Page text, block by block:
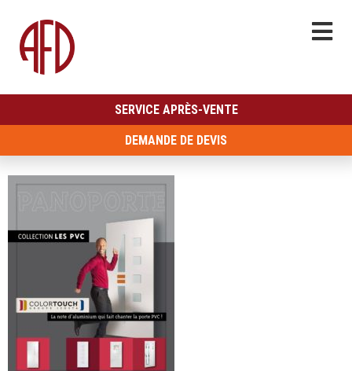
SERVICE APRÈS-VENTE
DEMANDE DE DEVIS